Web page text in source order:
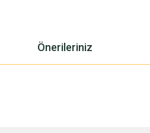
Önerileriniz